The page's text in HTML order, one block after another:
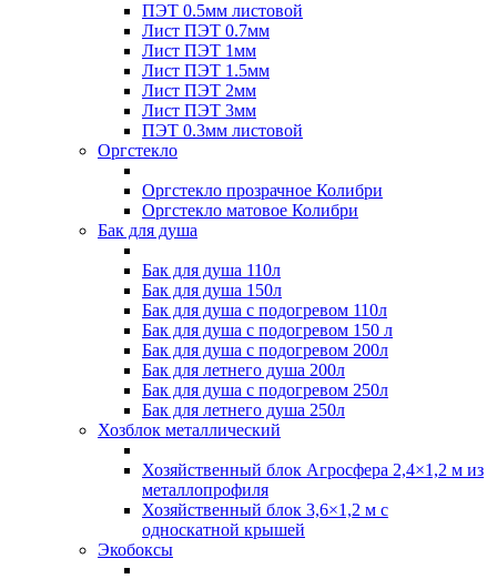
ПЭТ 0.5мм листовой
Лист ПЭТ 0.7мм
Лист ПЭТ 1мм
Лист ПЭТ 1.5мм
Лист ПЭТ 2мм
Лист ПЭТ 3мм
ПЭТ 0.3мм листовой
Оргстекло
Оргстекло прозрачное Колибри
Оргстекло матовое Колибри
Бак для душа
Бак для душа 110л
Бак для душа 150л
Бак для душа с подогревом 110л
Бак для душа с подогревом 150 л
Бак для душа с подогревом 200л
Бак для летнего душа 200л
Бак для душа с подогревом 250л
Бак для летнего душа 250л
Хозблок металлический
Хозяйственный блок Агросфера 2,4×1,2 м из
металлопрофиля
Хозяйственный блок 3,6×1,2 м с
односкатной крышей
Экобоксы